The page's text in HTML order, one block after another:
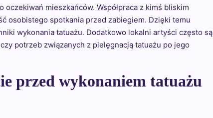
mieszkańców. Współpraca z kimś bliskim
osobistego spotkania przed zabiegiem. Dzięki temu
wykonania tatuażu. Dodatkowo lokalni artyści często są
potrzeb związanych z pielęgnacją tatuażu po jego
przed wykonaniem tatuażu